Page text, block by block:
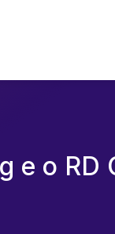
e o